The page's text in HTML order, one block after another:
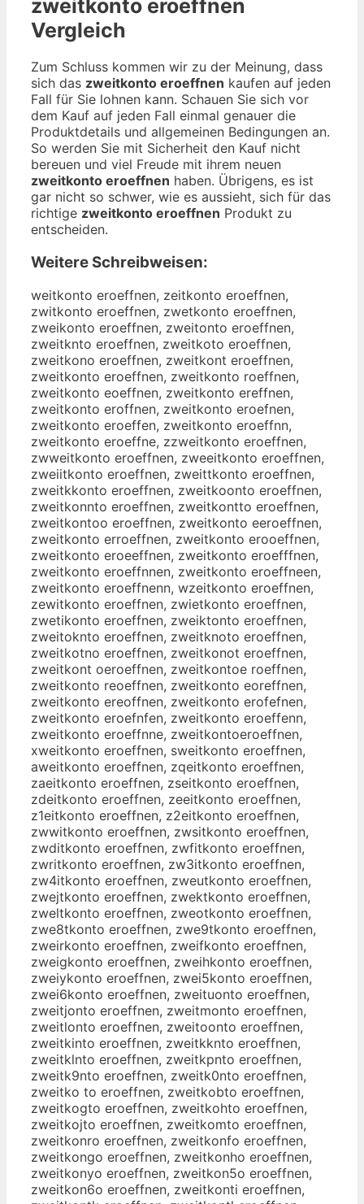
zweitkonto eroeffnen
Vergleich
Zum Schluss kommen wir zu der Meinung, dass
sich das zweitkonto eroeffnen kaufen auf jeden
Fall für Sie lohnen kann. Schauen Sie sich vor
dem Kauf auf jeden Fall einmal genauer die
Produktdetails und allgemeinen Bedingungen an.
So werden Sie mit Sicherheit den Kauf nicht
bereuen und viel Freude mit ihrem neuen
zweitkonto eroeffnen haben. Übrigens, es ist
gar nicht so schwer, wie es aussieht, sich für das
richtige zweitkonto eroeffnen Produkt zu
entscheiden.
Weitere Schreibweisen:
weitkonto eroeffnen, zeitkonto eroeffnen,
zwitkonto eroeffnen, zwetkonto eroeffnen,
zweikonto eroeffnen, zweitonto eroeffnen,
zweitknto eroeffnen, zweitkoto eroeffnen,
zweitkono eroeffnen, zweitkont eroeffnen,
zweitkonto eroeffnen, zweitkonto roeffnen,
zweitkonto eoeffnen, zweitkonto ereffnen,
zweitkonto eroffnen, zweitkonto eroefnen,
zweitkonto eroeffen, zweitkonto eroeffnn,
zweitkonto eroeffne, zzweitkonto eroeffnen,
zwweitkonto eroeffnen, zweeitkonto eroeffnen,
zweiitkonto eroeffnen, zweittkonto eroeffnen,
zweitkkonto eroeffnen, zweitkoonto eroeffnen,
zweitkonnto eroeffnen, zweitkontto eroeffnen,
zweitkontoo eroeffnen, zweitkonto eeroeffnen,
zweitkonto erroeffnen, zweitkonto erooeffnen,
zweitkonto eroeeffnen, zweitkonto eroefffnen,
zweitkonto eroeffnnen, zweitkonto eroeffneen,
zweitkonto eroeffnenn, wzeitkonto eroeffnen,
zewitkonto eroeffnen, zwietkonto eroeffnen,
zwetikonto eroeffnen, zweiktonto eroeffnen,
zweitoknto eroeffnen, zweitknoto eroeffnen,
zweitkotno eroeffnen, zweitkonot eroeffnen,
zweitkont oeroeffnen, zweitkontoe roeffnen,
zweitkonto reoeffnen, zweitkonto eoreffnen,
zweitkonto ereoffnen, zweitkonto erofefnen,
zweitkonto eroefnfen, zweitkonto eroeffenn,
zweitkonto eroeffnne, zweitkontoeroeffnen,
xweitkonto eroeffnen, sweitkonto eroeffnen,
aweitkonto eroeffnen, zqeitkonto eroeffnen,
zaeitkonto eroeffnen, zseitkonto eroeffnen,
zdeitkonto eroeffnen, zeeitkonto eroeffnen,
z1eitkonto eroeffnen, z2eitkonto eroeffnen,
zwwitkonto eroeffnen, zwsitkonto eroeffnen,
zwditkonto eroeffnen, zwfitkonto eroeffnen,
zwritkonto eroeffnen, zw3itkonto eroeffnen,
zw4itkonto eroeffnen, zweutkonto eroeffnen,
zwejtkonto eroeffnen, zwektkonto eroeffnen,
zweltkonto eroeffnen, zweotkonto eroeffnen,
zwe8tkonto eroeffnen, zwe9tkonto eroeffnen,
zweirkonto eroeffnen, zweifkonto eroeffnen,
zweigkonto eroeffnen, zweihkonto eroeffnen,
zweiykonto eroeffnen, zwei5konto eroeffnen,
zwei6konto eroeffnen, zweituonto eroeffnen,
zweitjonto eroeffnen, zweitmonto eroeffnen,
zweitlonto eroeffnen, zweitoonto eroeffnen,
zweitkinto eroeffnen, zweitkknto eroeffnen,
zweitklnto eroeffnen, zweitkpnto eroeffnen,
zweitk9nto eroeffnen, zweitk0nto eroeffnen,
zweitko to eroeffnen, zweitkobto eroeffnen,
zweitkogto eroeffnen, zweitkohto eroeffnen,
zweitkojto eroeffnen, zweitkomto eroeffnen,
zweitkonro eroeffnen, zweitkonfo eroeffnen,
zweitkongo eroeffnen, zweitkonho eroeffnen,
zweitkonyo eroeffnen, zweitkon5o eroeffnen,
zweitkon6o eroeffnen, zweitkonti eroeffnen,